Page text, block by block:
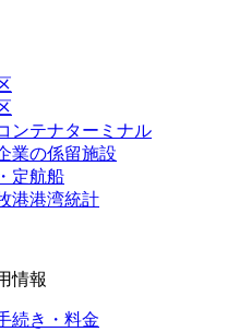
ンテナターミナル
業の係留施設
定航船
港港湾統計
情報
続き・料金